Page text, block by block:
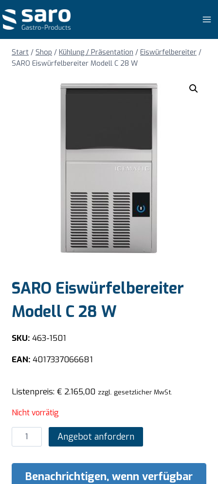
Inhalt
springen
Start / Shop / Kühlung / Präsentation / Eiswürfelbereiter /
SARO Eiswürfelbereiter Modell C 28 W
SARO Eiswürfelbereiter
Modell C 28 W
SKU: 463-1501
EAN: 4017337066681
Listenpreis: € 2.165,00 zzgl. gesetzlicher MwSt.
Nicht vorrätig
SARO
Eiswürfelbereiter
Angebot anfordern
Benachrichtigen, wenn verfügbar